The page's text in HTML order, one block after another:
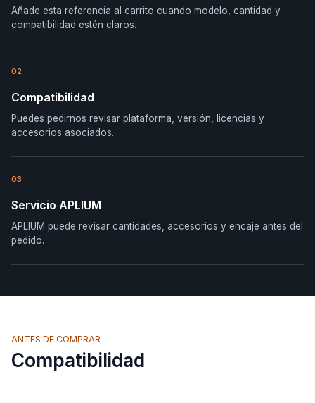
Añade esta referencia al carrito cuando modelo, cantidad y
compatibilidad estén claros.
02
Compatibilidad
Puedes pedirnos revisar plataforma, versión, licencias y
accesorios asociados.
03
Servicio APLIUM
APLIUM puede revisar cantidades, accesorios y encaje antes del
pedido.
ANTES DE COMPRAR
Compatibilidad